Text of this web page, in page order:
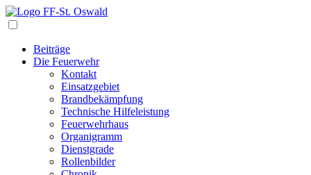
Beiträge
Die Feuerwehr
Kontakt
Einsatzgebiet
Brandbekämpfung
Technische Hilfeleistung
Feuerwehrhaus
Organigramm
Dienstgrade
Rollenbilder